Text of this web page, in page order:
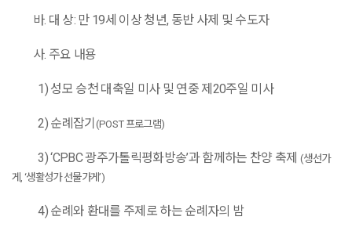
바. 대 상: 만 19세 이상 청년, 동반 사제 및 수도자
사. 주요 내용
1) 성모 승천 대축일 미사 및 연중 제 20주일 미사
2) 순례잡기 (POST 프로그램)
3) ‘CPBC광주가톨릭평화방송’과 함께하는 찬양 축제(생선가
게, ‘생활성가 선물가게’)
4) 순례와 환대를 주제로 하는 순례자의 밤